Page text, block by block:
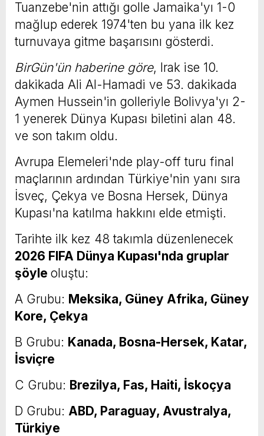
Tuanzebe'nin attığı golle Jamaika'yı 1-0
mağlup ederek 1974'ten bu yana ilk kez
turnuvaya gitme başarısını gösterdi.
BirGün'ün haberine göre, Irak ise 10.
dakikada Ali Al-Hamadi ve 53. dakikada
Aymen Hussein'in golleriyle Bolivya'yı 2-
1 yenerek Dünya Kupası biletini alan 48.
ve son takım oldu.
Avrupa Elemeleri'nde play-off turu final
maçlarının ardından Türkiye'nin yanı sıra
İsveç, Çekya ve Bosna Hersek, Dünya
Kupası'na katılma hakkını elde etmişti.
Tarihte ilk kez 48 takımla düzenlenecek
2026 FIFA Dünya Kupası'nda gruplar
şöyle oluştu:
A Grubu: Meksika, Güney Afrika, Güney
Kore, Çekya
B Grubu: Kanada, Bosna-Hersek, Katar,
İsviçre
C Grubu: Brezilya, Fas, Haiti, İskoçya
D Grubu: ABD, Paraguay, Avustralya,
Türkiye